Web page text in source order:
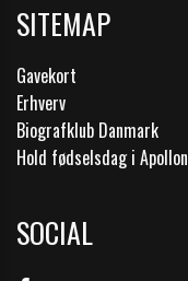
SITEMAP
Gavekort
Erhverv
Biografklub Danmark
Hold fødselsdag i Apollon
SOCIAL